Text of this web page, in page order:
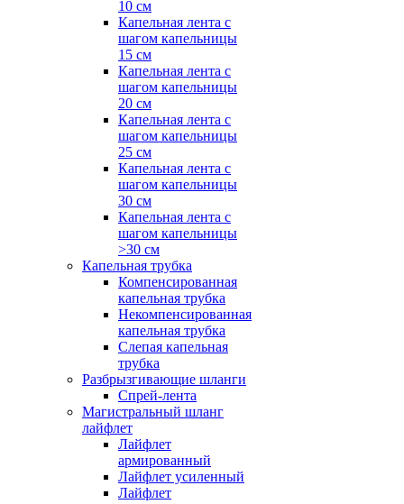
10 см
Капельная лента с
шагом капельницы
15 см
Капельная лента с
шагом капельницы
20 см
Капельная лента с
шагом капельницы
25 см
Капельная лента с
шагом капельницы
30 см
Капельная лента с
шагом капельницы
>30 см
Капельная трубка
Компенсированная
капельная трубка
Некомпенсированная
капельная трубка
Слепая капельная
трубка
Разбрызгивающие шланги
Спрей-лента
Магистральный шланг
лайфлет
Лайфлет
армированный
Лайфлет усиленный
Лайфлет